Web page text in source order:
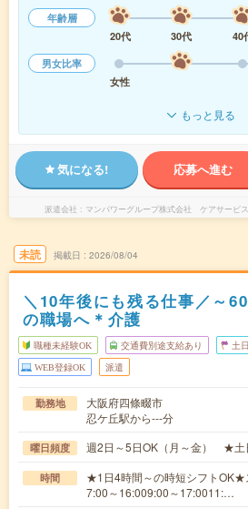
年齢層
20代
30代 40
男女比率
女性
もっと見る
気になる! 応募へ進む
派遣会社 マンパワーグループ株式会社 ケアサービ
未読 掲載日 2026/08/04
＼10年後にも残る仕事／～
の職場へ＊介護
職種未経験OK 交通費別途支給あり 土
WEB登録OK 派遣
勤務地
大阪府四條畷市
忍ケ丘駅から---分
曜日頻度 週2日～5日OK（月～金） ★土
時間
★1日4時間～の時短シフトOK★
7:00～16:009:00～17:0011:…